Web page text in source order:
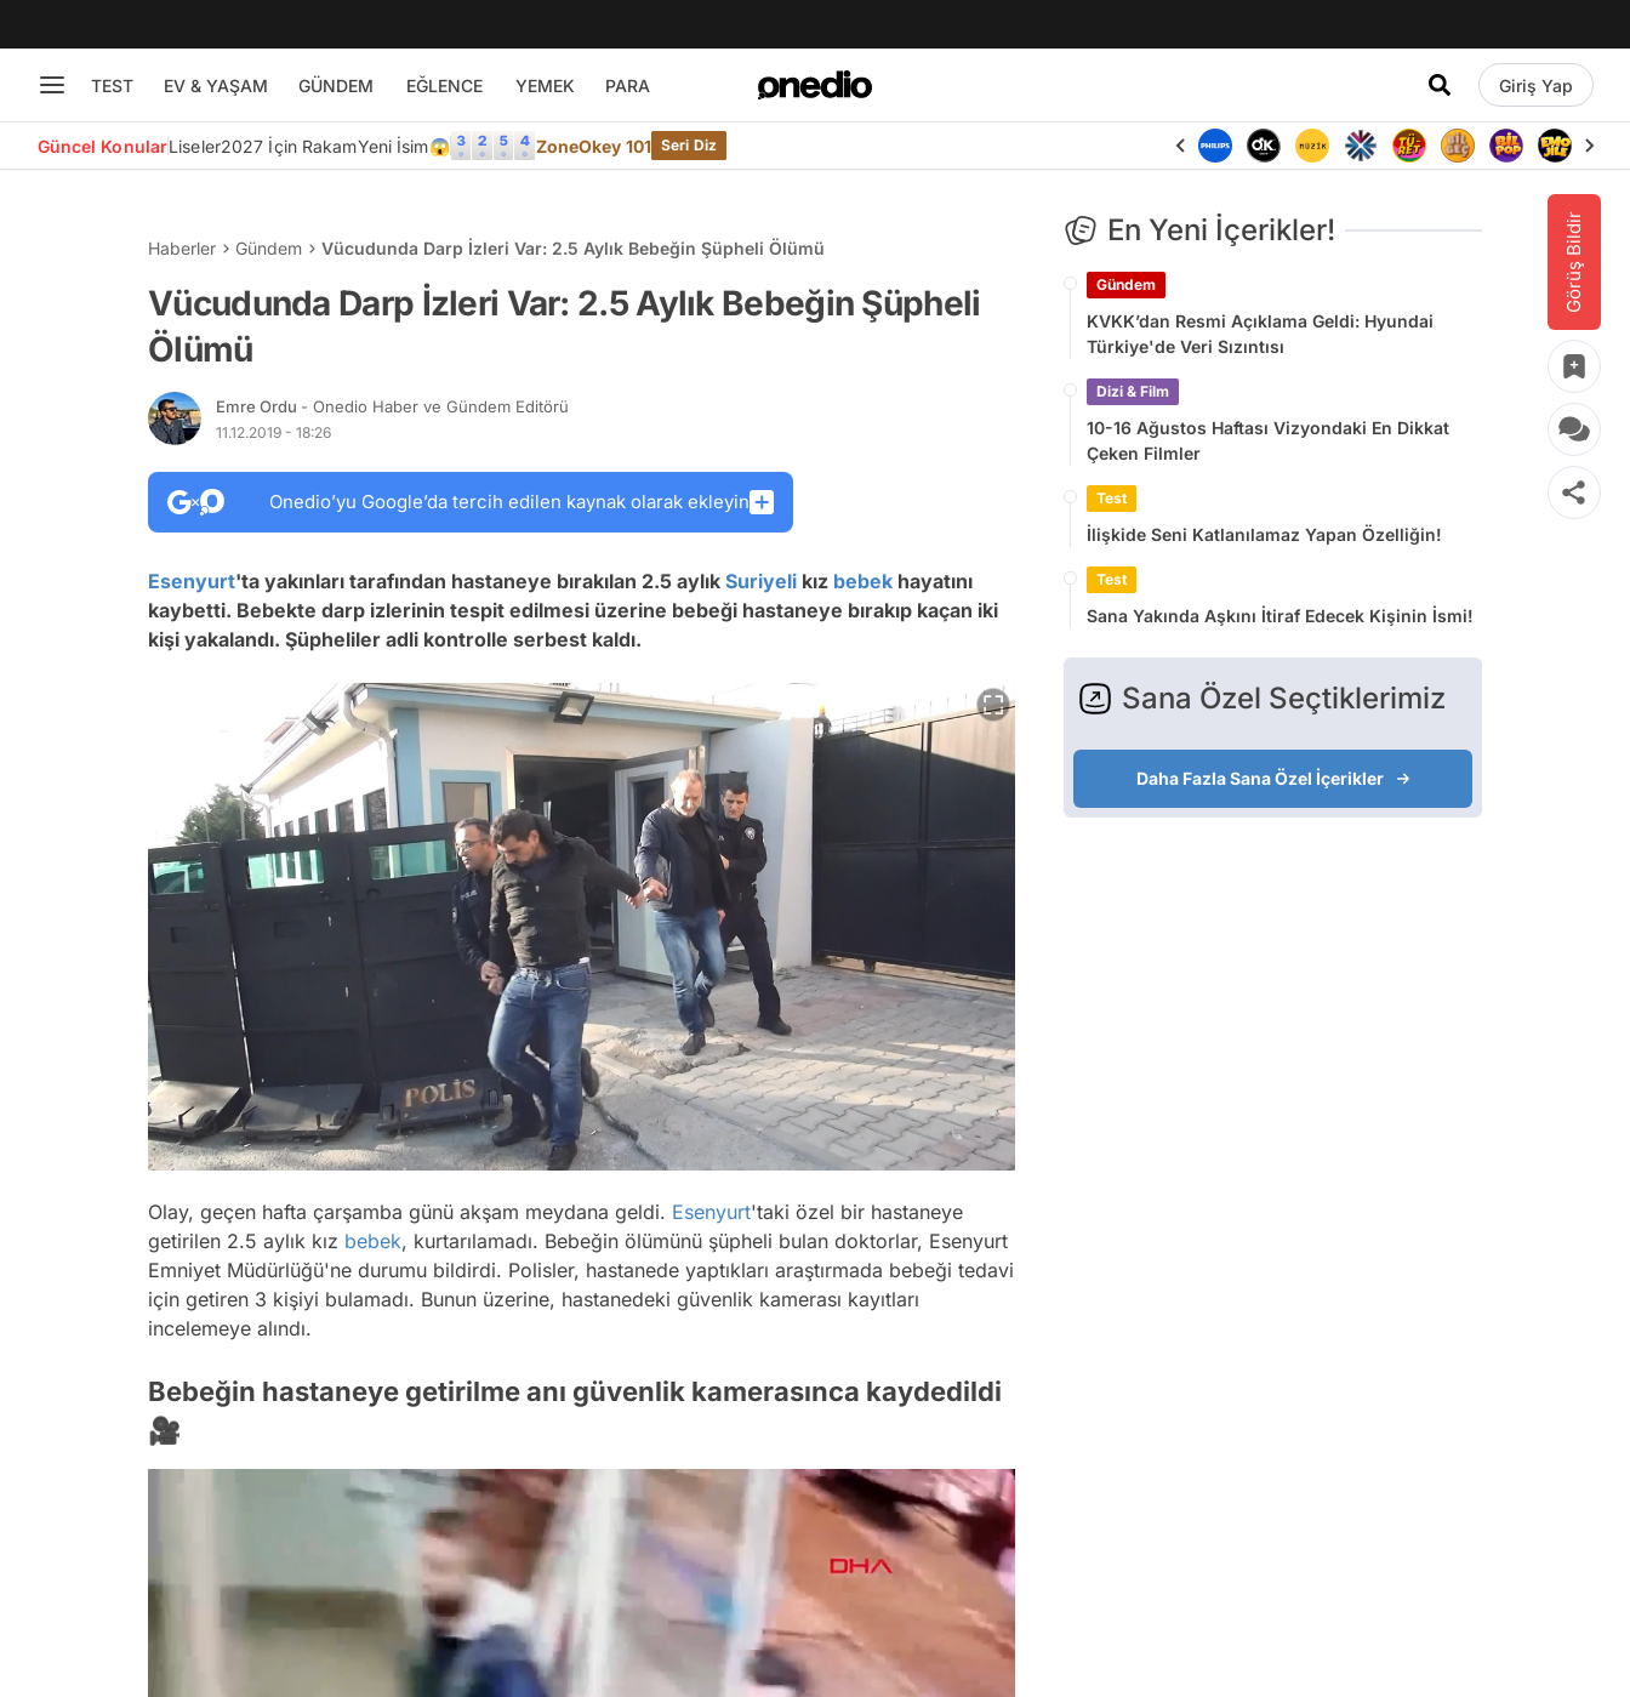
TEST EV & YAŞAM GÜNDEM EĞLENCE YEMEK PARA Giriş Yap
Güncel KonularLiseler2027 İçin RakamYeni İsim😱 ZoneOkey 101 Seri Diz
Görüş Bildir
Haberler Gündem Vücudunda Darp İzleri Var: 2.5 Aylık Bebeğin Şüpheli Ölümü
Vücudunda Darp İzleri Var: 2.5 Aylık Bebeğin Şüpheli
Ölümü
Emre Ordu - Onedio Haber ve Gündem Editörü
11.12.2019 - 18:26
Onedio’yu Google’da tercih edilen kaynak olarak ekleyin
Esenyurt'ta yakınları tarafından hastaneye bırakılan 2.5 aylık Suriyeli kız bebek hayatını
kaybetti. Bebekte darp izlerinin tespit edilmesi üzerine bebeği hastaneye bırakıp kaçan iki
kişi yakalandı. Şüpheliler adli kontrolle serbest kaldı.
Olay, geçen hafta çarşamba günü akşam meydana geldi. Esenyurt'taki özel bir hastaneye
getirilen 2.5 aylık kız bebek, kurtarılamadı. Bebeğin ölümünü şüpheli bulan doktorlar, Esenyurt
Emniyet Müdürlüğü'ne durumu bildirdi. Polisler, hastanede yaptıkları araştırmada bebeği tedavi
için getiren 3 kişiyi bulamadı. Bunun üzerine, hastanedeki güvenlik kamerası kayıtları
incelemeye alındı.
Bebeğin hastaneye getirilme anı güvenlik kamerasınca kaydedildi
🎥
En Yeni İçerikler!
Gündem
KVKK’dan Resmi Açıklama Geldi: Hyundai
Türkiye'de Veri Sızıntısı
Dizi & Film
10-16 Ağustos Haftası Vizyondaki En Dikkat
Çeken Filmler
Test
İlişkide Seni Katlanılamaz Yapan Özelliğin!
Test
Sana Yakında Aşkını İtiraf Edecek Kişinin İsmi!
Sana Özel Seçtiklerimiz
Daha Fazla Sana Özel İçerikler